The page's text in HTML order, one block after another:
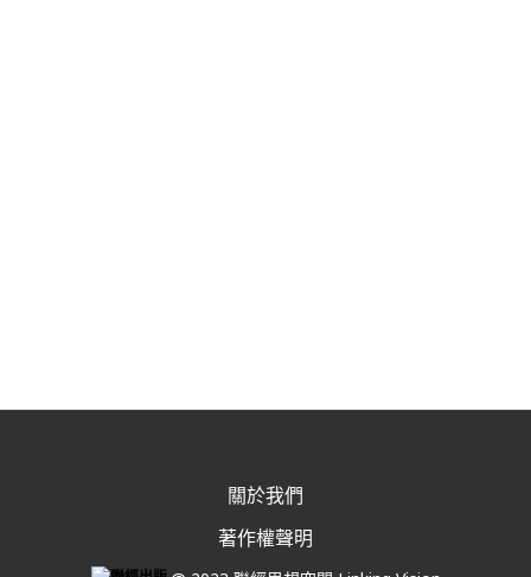
關於我們
著作權聲明